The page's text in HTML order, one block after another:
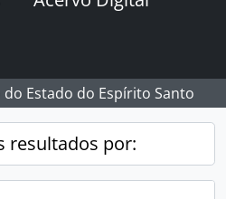
Estado do Espírito Santo
resultados por: